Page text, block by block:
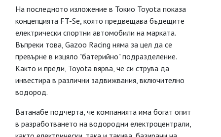
На последното изложение в Токио Toyota показа
концепцията FT-Se, която предвещава бъдещите
електрически спортни автомобили на марката.
Въпреки това, Gazoo Racing няма за цел да се
превърне в изцяло "батерийно" подразделение.
Както и преди, Toyota вярва, че си струва да
инвестира в различни задвижвания, включително
водород.
Ватанабе подчерта, че компанията има богат опит
в разработването на водородни електроцентрали,